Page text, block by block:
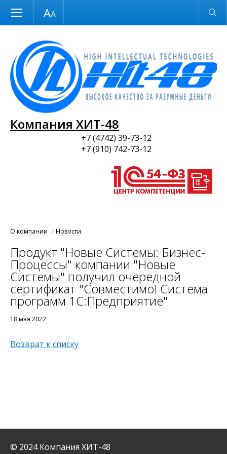
Размер шрифта Обычная версия
Компания ХИТ-48
+7 (4742) 39-73-12
+7 (910) 742-73-12
О компании Новости
Продукт "Новые Системы: Бизнес-
Процессы" компании "Новые
Системы" получил очередной
сертификат "Совместимо! Система
программ 1С:Предприятие"
18 мая 2022
Возврат к списку
© 2024 Компания ХИТ-48